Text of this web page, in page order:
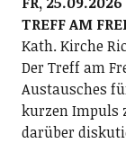
TREFF AM
Kath. Kirche
Der Treff am
Austausches
kurzen Impuls
darüber